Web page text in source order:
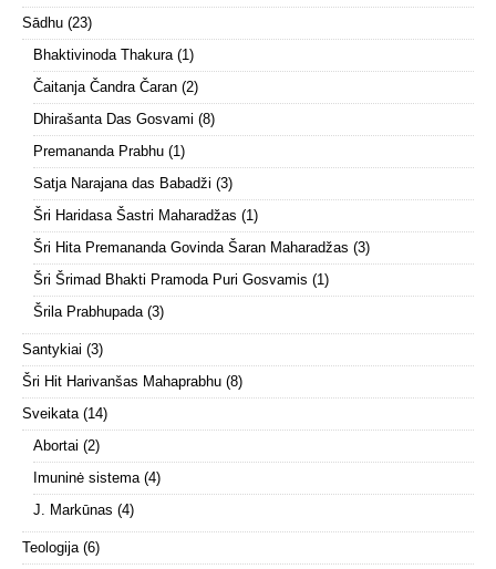
Sādhu (23)
Bhaktivinoda Thakura (1)
Čaitanja Čandra Čaran (2)
Dhirašanta Das Gosvami (8)
Premananda Prabhu (1)
Satja Narajana das Babadži (3)
Šri Haridasa Šastri Maharadžas (1)
Šri Hita Premananda Govinda Šaran Maharadžas (3)
Šri Šrimad Bhakti Pramoda Puri Gosvamis (1)
Šrila Prabhupada (3)
Santykiai (3)
Šri Hit Harivanšas Mahaprabhu (8)
Sveikata (14)
Abortai (2)
Imuninė sistema (4)
J. Markūnas (4)
Teologija (6)